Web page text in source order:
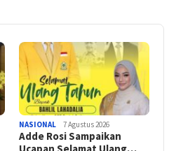
NASIONAL 7 Agustus 2026
Adde Rosi Sampaikan
Ucapan Selamat Ulang…